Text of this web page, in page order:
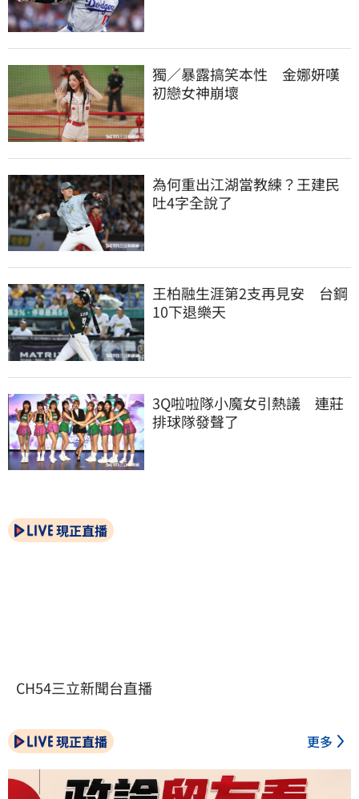
獨／暴露搞笑本性　金娜妍嘆
初戀女神崩壞
為何重出江湖當教練？王建民
吐4字全說了
王柏融生涯第2支再見安　台鋼
10下退樂天
3Q啦啦隊小魔女引熱議　連莊
排球隊發聲了
現正直播
CH54三立新聞台直播
現正直播 更多